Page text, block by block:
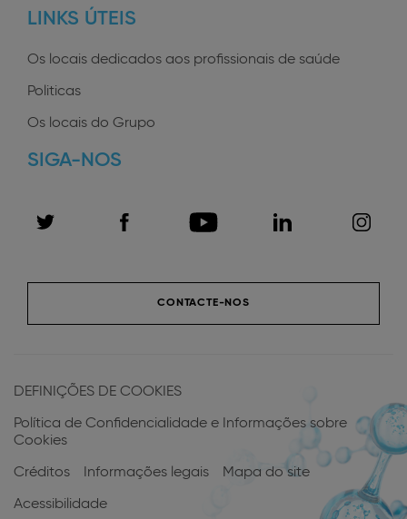
LINKS ÚTEIS
Os locais dedicados aos profissionais de saúde
Politicas
Os locais do Grupo
SIGA-NOS
CONTACTE-NOS
do
rodapé
DEFINIÇÕES DE COOKIES
Política de Confidencialidade e Informações sobre
Cookies
Créditos Informações legais Mapa do site
Acessibilidade